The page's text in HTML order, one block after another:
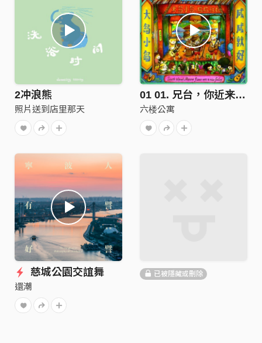
2冲浪熊
照片送到店里那天
01 01. 兄台，你近来好吗？ Brother, How Are You_
六楼公寓
慈城公園交誼舞
還潮
已被隱藏或刪除